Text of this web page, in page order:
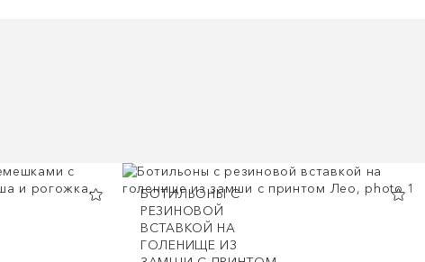
БОТИЛЬОНЫ С
РЕЗИНОВОЙ
ВСТАВКОЙ НА
ГОЛЕНИЩЕ ИЗ